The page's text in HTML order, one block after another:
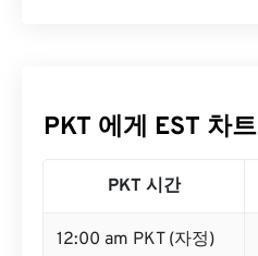
PKT 에게 EST 차트
PKT 시간
12:00 am PKT (자정)